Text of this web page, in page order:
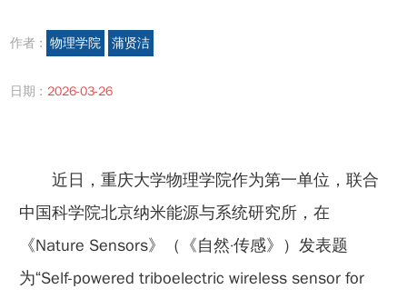
作者 : 物理学院 蒲贤洁
日期 : 2026-03-26
近日，重庆大学物理学院作为第一单位，联合
中国科学院北京纳米能源与系统研究所，在
《Nature Sensors》（《自然·传感》）发表题
为“Self-powered triboelectric wireless sensor for